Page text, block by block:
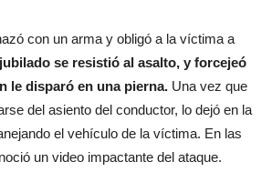
con un arma y obligó a la víctima a
se resistió al asalto, y forcejeó
le disparó en una pierna. Una vez que
del asiento del conductor, lo dejó en la
el vehículo de la víctima. En las
un video impactante del ataque.